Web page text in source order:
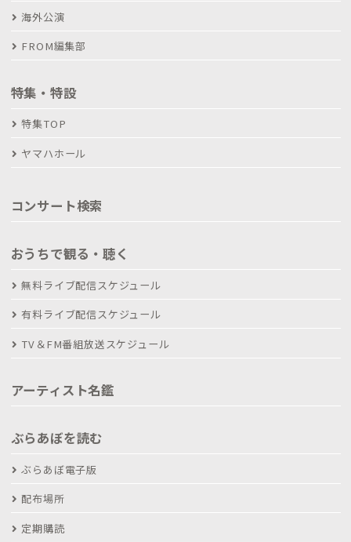
海外公演
FROM編集部
特集・特設
特集TOP
ヤマハホール
コンサート検索
おうちで観る・聴く
無料ライブ配信スケジュール
有料ライブ配信スケジュール
TV＆FM番組放送スケジュール
アーティスト名鑑
ぶらあぼを読む
ぶらあぼ電子版
配布場所
定期購読